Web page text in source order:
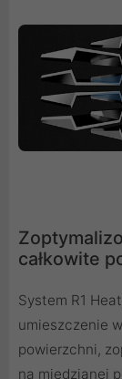
całkowite
System R1
umieszczenie
powierzchni,
na miedzianej